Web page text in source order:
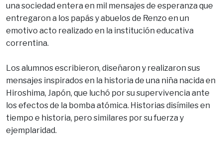
una sociedad entera en mil mensajes de esperanza que
entregaron a los papás y abuelos de Renzo en un
emotivo acto realizado en la institución educativa
correntina.
Los alumnos escribieron, diseñaron y realizaron sus
mensajes inspirados en la historia de una niña nacida en
Hiroshima, Japón, que luchó por su supervivencia ante
los efectos de la bomba atómica. Historias disímiles en
tiempo e historia, pero similares por su fuerza y
ejemplaridad.